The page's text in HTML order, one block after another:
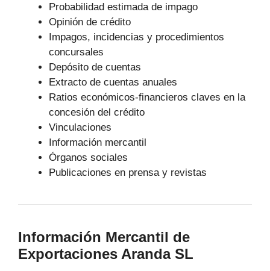
Probabilidad estimada de impago
Opinión de crédito
Impagos, incidencias y procedimientos
concursales
Depósito de cuentas
Extracto de cuentas anuales
Ratios económicos-financieros claves en la
concesión del crédito
Vinculaciones
Información mercantil
Órganos sociales
Publicaciones en prensa y revistas
Información Mercantil de
Exportaciones Aranda SL